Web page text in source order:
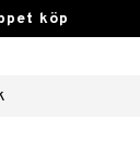
köp